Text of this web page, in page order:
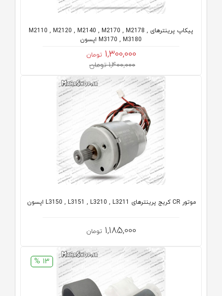
پیکاپ پرینترهای M2110 , M2120 , M2140 , M2170 , M2178 ,
M3170 , M3180 اپسون
1,300,000 تومان
1,400,000 تومان
موتور CR کریج پرینترهای L3150 , L3151 , L3210 , L3211 اپسون
1,185,000 تومان
13 %